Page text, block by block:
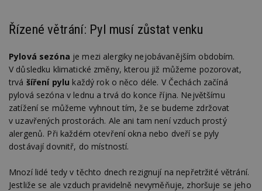
Řízené větrání: Pyl musí zůstat venku
Pylová sezóna je mezi alergiky nejobávanějším obdobím.
V důsledku klimatické změny, kterou již můžeme pozorovat,
trvá šíření pylu každý rok o něco déle. V Čechách začíná
pylová sezóna v lednu a trvá do konce října. Největšímu
zatížení se můžeme vyhnout tím, že se budeme zdržovat
v uzavřených prostorách. Ale ani tam není vzduch prostý
alergenů. Při každém otevření okna nebo dveří se pyly
dostávají dovnitř, do místností.
Mnozí lidé tedy v těchto dnech rezignují na nepřetržité větrání.
Jestliže se ale vzduch pravidelně nevyměňuje, zhoršuje se jeho